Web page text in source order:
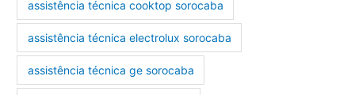
assistência técnica cooktop sorocaba
assistência técnica electrolux sorocaba
assistência técnica ge sorocaba